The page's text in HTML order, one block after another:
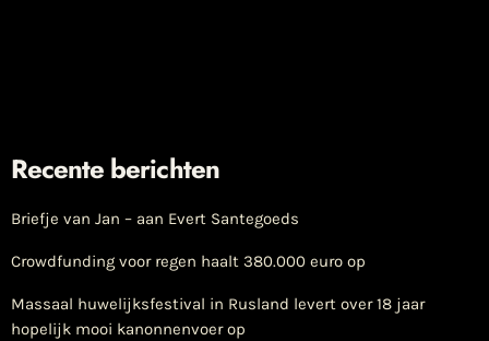
Recente berichten
Briefje van Jan – aan Evert Santegoeds
Crowdfunding voor regen haalt 380.000 euro op
Massaal huwelijksfestival in Rusland levert over 18 jaar
hopelijk mooi kanonnenvoer op